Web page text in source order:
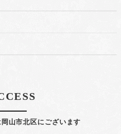
山市北区にございます